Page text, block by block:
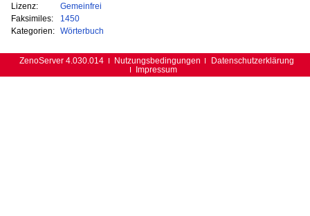
Lizenz:
Gemeinfrei
Faksimiles:
1450
Kategorien:
Wörterbuch
ZenoServer 4.030.014 Nutzungsbedingungen
Datenschutzerklärung
Impressum